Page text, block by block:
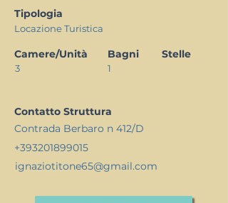
Tipologia
Locazione Turistica
Camere/Unità Bagni
3 1
Stelle
Contatto Struttura
Contrada Berbaro n 412/D
+393201899015
ignaziotitone65@gmail.com